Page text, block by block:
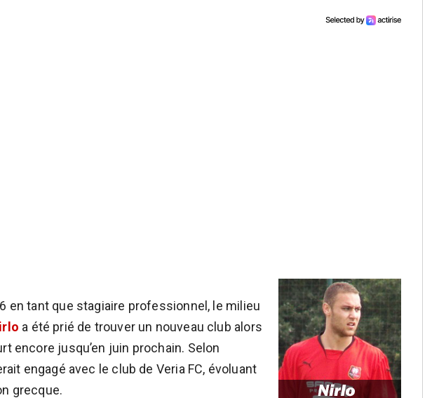
en tant que stagiaire professionnel, le milieu
a été prié de trouver un nouveau club alors
encore jusqu’en juin prochain. Selon
engagé avec le club de Veria FC, évoluant
grecque.